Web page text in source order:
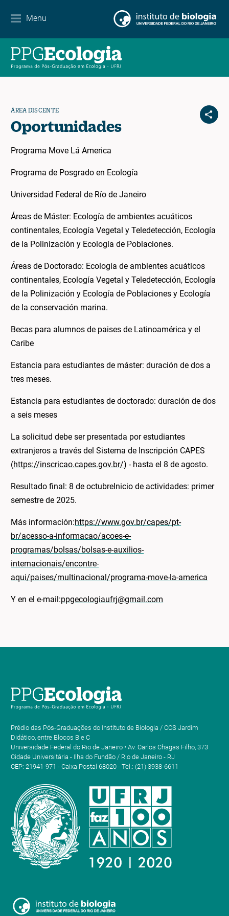
Menu
Contato
ÁREA DISCENTE
Oportunidades
Programa Move Lá America
Programa de Posgrado en Ecología
Universidad Federal de Río de Janeiro
Áreas de Máster: Ecología de ambientes acuáticos
continentales, Ecología Vegetal y Teledetección, Ecología
de la Polinización y Ecología de Poblaciones.
Áreas de Doctorado: Ecología de ambientes acuáticos
continentales, Ecología Vegetal y Teledetección, Ecología
de la Polinización y Ecología de Poblaciones y Ecología
de la conservación marina.
Becas para alumnos de paises de Latinoamérica y el
Caribe
Estancia para estudiantes de máster: duración de dos a
tres meses.
Estancia para estudiantes de doctorado: duración de dos
a seis meses
La solicitud debe ser presentada por estudiantes
extranjeros a través del Sistema de Inscripción CAPES
(https://inscricao.capes.gov.br/) - hasta el 8 de agosto.
Resultado final: 8 de octubreInicio de actividades: primer
semestre de 2025.
Más información:https://www.gov.br/capes/pt-
br/acesso-a-informacao/acoes-e-
programas/bolsas/bolsas-e-auxilios-
internacionais/encontre-
aqui/paises/multinacional/programa-move-la-america
Y en el e-mail:ppgecologiaufrj@gmail.com
Prédio das Pós-Graduações do Instituto de Biologia / CCS Jardim
Didático, entre Blocos B e C
Universidade Federal do Rio de Janeiro • Av. Carlos Chagas Filho, 373
Cidade Universitária - Ilha do Fundão / Rio de Janeiro - RJ
CEP: 21941-971 - Caixa Postal 68020 - Tel.: (21) 3938-6611